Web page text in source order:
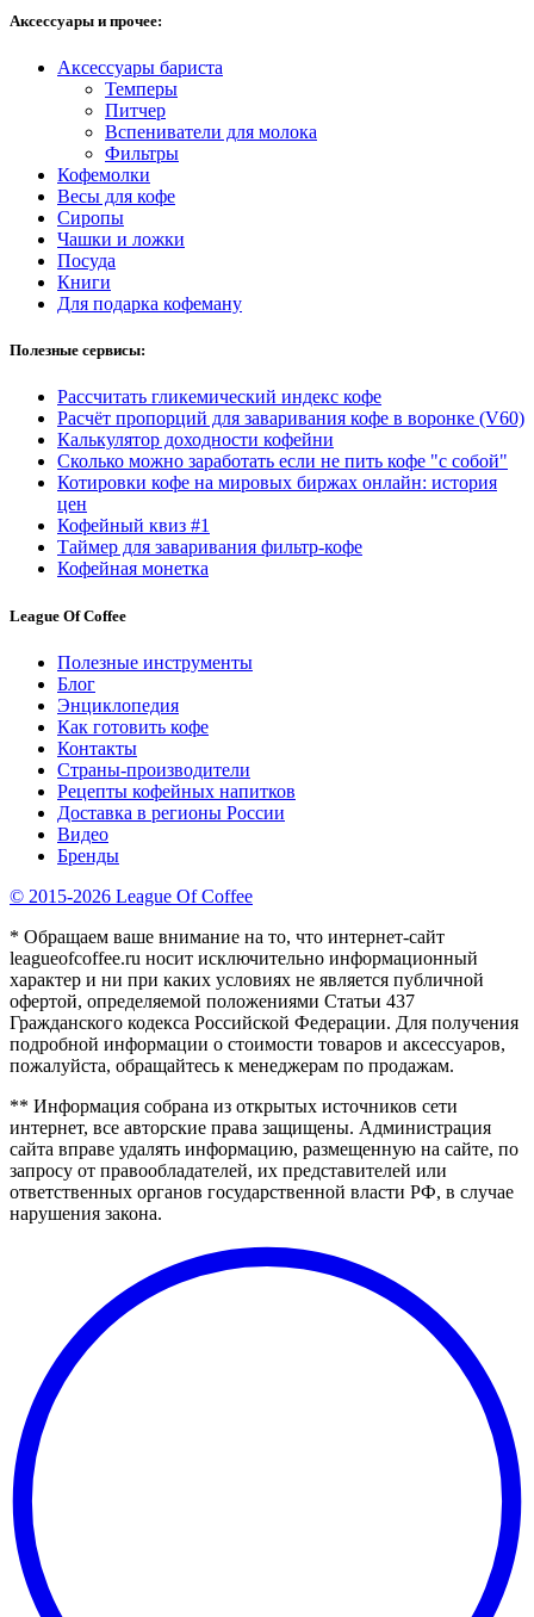
Аксессуары и прочее:
Аксессуары бариста
Темперы
Питчер
Вспениватели для молока
Фильтры
Кофемолки
Весы для кофе
Сиропы
Чашки и ложки
Посуда
Книги
Для подарка кофеману
Полезные сервисы:
Рассчитать гликемический индекс кофе
Расчёт пропорций для заваривания кофе в воронке (V60)
Калькулятор доходности кофейни
Сколько можно заработать если не пить кофе "с собой"
Котировки кофе на мировых биржах онлайн: история
цен
Кофейный квиз #1
Таймер для заваривания фильтр-кофе
Кофейная монетка
League Of Coffee
Полезные инструменты
Блог
Энциклопедия
Как готовить кофе
Контакты
Страны-производители
Рецепты кофейных напитков
Доставка в регионы России
Видео
Бренды
© 2015-2026 League Of Coffee
* Обращаем ваше внимание на то, что интернет-сайт
leagueofcoffee.ru носит исключительно информационный
характер и ни при каких условиях не является публичной
офертой, определяемой положениями Статьи 437
Гражданского кодекса Российской Федерации. Для получения
подробной информации о стоимости товаров и аксессуаров,
пожалуйста, обращайтесь к менеджерам по продажам.
** Информация собрана из открытых источников сети
интернет, все авторские права защищены. Администрация
сайта вправе удалять информацию, размещенную на сайте, по
запросу от правообладателей, их представителей или
ответственных органов государственной власти РФ, в случае
нарушения закона.